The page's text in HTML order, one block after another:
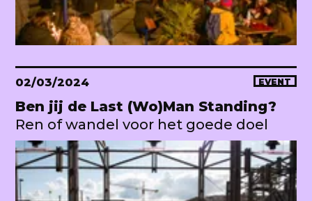
02/03/2024 EVENT
Ben jij de Last (Wo)Man Standing?
Ren of wandel voor het goede doel